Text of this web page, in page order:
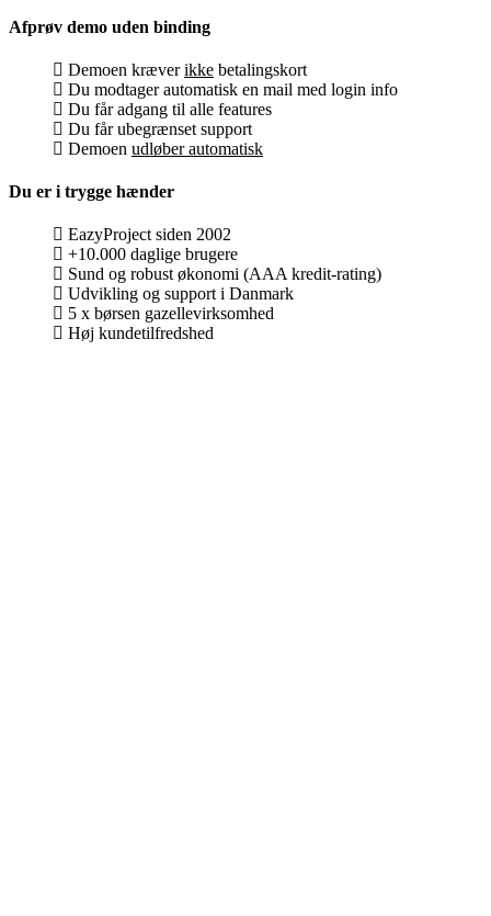
Afprøv demo uden binding
Demoen kræverikke betalingskort
Du modtager automatisk en mail med login info
Du får adgang til alle features
Du får ubegrænset support
Demoen udløber automatisk
Du er i trygge hænder
EazyProject siden 2002
+10.000 daglige brugere
Sund og robust økonomi (AAA kredit-rating)
Udvikling og support i Danmark
5 x børsen gazellevirksomhed
Høj kundetilfredshed